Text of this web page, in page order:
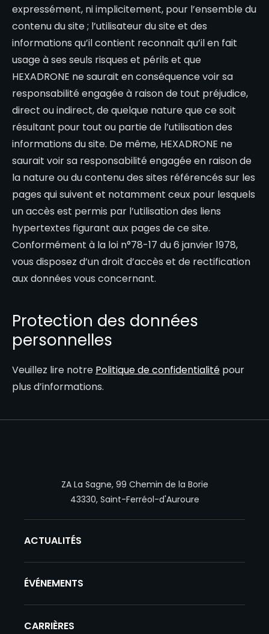
expressément, ni implicitement, pour l’ensemble du
contenu du site ; l’utilisateur du site et des
informations qu’il contient reconnaît qu’il en fait
usage à ses seuls risques et périls et que
HEXADRONE ne saurait en conséquence voir sa
responsabilité engagée à raison de tout préjudice,
direct ou indirect, de quelque nature que ce soit
résultant pour tout ou partie de l’utilisation des
informations du site. De même, HEXADRONE ne
saurait voir sa responsabilité engagée en raison de
la nature ou du contenu des sites référencés sur les
pages qui suivent et notamment ceux pour lesquels
un accès est permis par l’utilisation des liens
hypertextes figurant aux pages de ce site.
Conformément à la loi n°78-17 du 6 janvier 1978,
vous disposez d’un droit d’accès et de rectification
aux données vous concernant.
Protection des données
personnelles
Veuillez lire notre Politique de confidentialité pour
plus d’informations.
ZA La Sagne, 99 Chemin de la Borie
43330, Saint-Ferréol-d'Auroure
ACTUALITÉS
ÉVÉNEMENTS
CARRIÈRES